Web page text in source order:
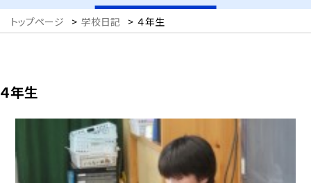
トップページ > 学校日記 > ４年生
４年生